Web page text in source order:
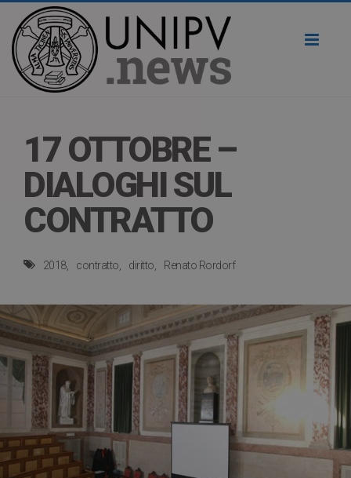
17 OTTOBRE –
DIALOGHI SUL
CONTRATTO
2018 contratto diritto Renato Rordorf